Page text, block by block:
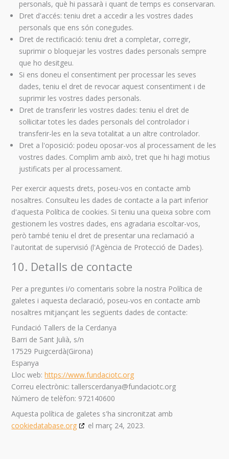
personals, què hi passarà i quant de temps es conservaran.
Dret d'accés: teniu dret a accedir a les vostres dades
personals que ens són conegudes.
Dret de rectificació: teniu dret a completar, corregir,
suprimir o bloquejar les vostres dades personals sempre
que ho desitgeu.
Si ens doneu el consentiment per processar les seves
dades, teniu el dret de revocar aquest consentiment i de
suprimir les vostres dades personals.
Dret de transferir les vostres dades: teniu el dret de
sol·licitar totes les dades personals del controlador i
transferir-les en la seva totalitat a un altre controlador.
Dret a l'oposició: podeu oposar-vos al processament de les
vostres dades. Complim amb això, tret que hi hagi motius
justificats per al processament.
Per exercir aquests drets, poseu-vos en contacte amb
nosaltres. Consulteu les dades de contacte a la part inferior
d'aquesta Política de cookies. Si teniu una queixa sobre com
gestionem les vostres dades, ens agradaria escoltar-vos,
però també teniu el dret de presentar una reclamació a
l'autoritat de supervisió (l'Agència de Protecció de Dades).
10. Detalls de contacte
Per a preguntes i/o comentaris sobre la nostra Política de
galetes i aquesta declaració, poseu-vos en contacte amb
nosaltres mitjançant les següents dades de contacte:
Fundació Tallers de la Cerdanya
Barri de Sant Julià, s/n
17529 Puigcerdà(Girona)
Espanya
Lloc web:https://www.fundaciotc.org
Correu electrònic:tallerscerdanya@fundaciotc.org
Número de telèfon: 972140600
Aquesta política de galetes s'ha sincronitzat amb
cookiedatabase.org
el març 24, 2023.